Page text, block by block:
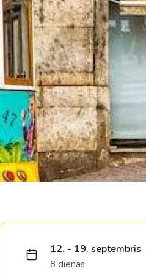
Kolumbija
Kostarika
Meksika
Panama
Ielādējam piedāvājumu...
12. - 19. septembris
8 dienas